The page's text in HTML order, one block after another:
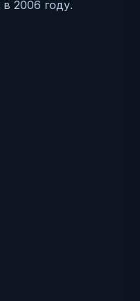
2006 году.